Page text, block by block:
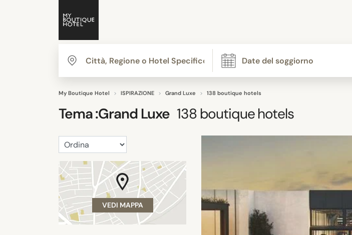
My Boutique Hotel ISPIRAZIONE Grand Luxe 138 boutique hotels
Tema :Grand Luxe 138boutique hotels
VEDI MAPPA